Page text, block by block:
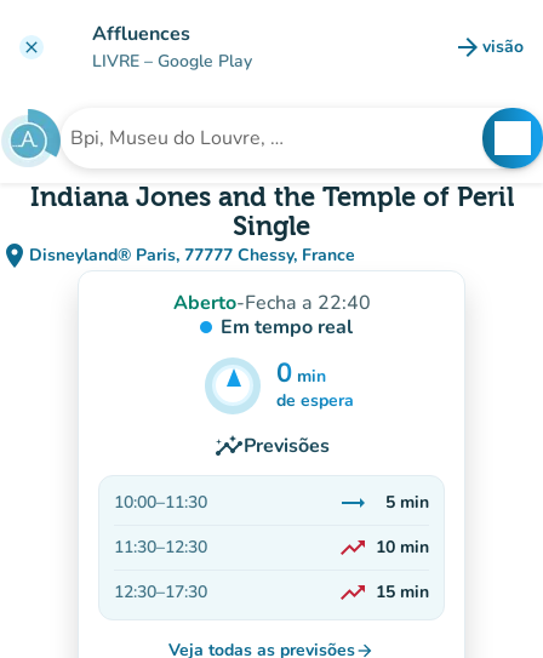
clear Affluences
LIVRE – Google Play arrow_forward visão
(novo
Procura uma instituição
Indiana Jones and the Temple of Peril
Single
place Disneyland® Paris, 77777 Chessy, France
(abrir no Google Maps)
(novo separador)
Aberto-Fecha a 22:40
Em tempo real
0 min
5min
de espera
insightsPrevisões
10:00–11:30 trending_flat 5 min
11:30–12:30 trending_up 10 min
12:30–17:30 trending_up
Em alta
15 min
Veja todas as previsõesarrow_forward